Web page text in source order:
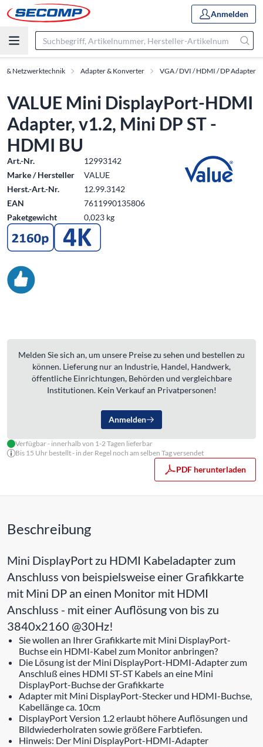
Anmelden
& Netzwerktechnik Adapter & Konverter VGA / DVI / HDMI / DP Adapter
VALUE Mini DisplayPort-HDMI
Adapter, v1.2, Mini DP ST -
HDMI BU
Art.-Nr.
12993142
Marke / Hersteller
VALUE
Herst.-Art.-Nr.
12.99.3142
EAN
7611990135806
Paketgewicht
0,023 kg
Melden Sie sich an, um unsere Preise zu sehen und bestellen zu
können. Lieferung nur an Industrie, Handel, Handwerk,
öffentliche Einrichtungen, Behörden und vergleichbare
Institutionen. Kein Verkauf an Privatpersonen!
Anmelden
Verfügbar - innerhalb von 1-2 Tagen lieferbar
Bis 15 Uhr bestellt - in der Regel noch am selben Tag versendet
PDF herunterladen
Beschreibung
Mini DisplayPort zu HDMI Kabeladapter zum
Anschluss von beispielsweise einer Grafikkarte
mit Mini DP an einen Monitor mit HDMI
Anschluss - mit einer Auflösung von bis zu
3840x2160 @30Hz!
Sie wollen an Ihrer Grafikkarte mit Mini DisplayPort-
Buchse ein HDMI-Kabel zum Monitor anbringen?
Die Lösung ist der Mini DisplayPort-HDMI-Adapter zum
Anschluß eines HDMI ST-ST Kabels an eine Mini
DisplayPort-Buchse der Grafikkarte
Adapter mit Mini DisplayPort-Stecker und HDMI-Buchse,
Kabellänge ca. 10cm
DisplayPort Version 1.2 erlaubt höhere Auflösungen und
Bildwiederholraten sowie größere Farbtiefen.
Hinweis: Der Mini DisplayPort-HDMI-Adapter